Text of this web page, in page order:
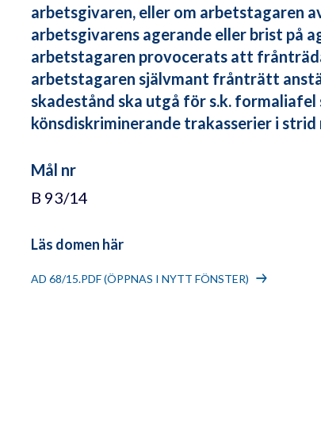
arbetsgivaren, eller om arbetstagaren
arbetsgivarens agerande eller brist på
arbetstagaren provocerats att
arbetstagaren självmant frånträtt
skadestånd ska utgå för s.k.
könsdiskriminerande trakasserier i
Mål nr
B 93/14
Läs domen här
AD 68/15.PDF (ÖPPNAS I NYTT FÖNSTER)